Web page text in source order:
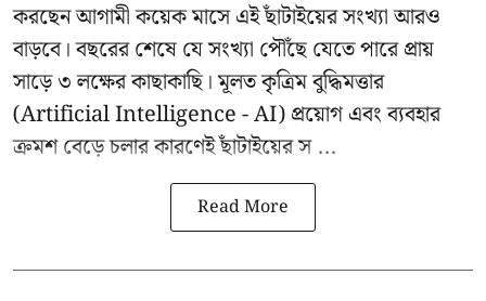
করছেন আগামী কয়েক মাসে এই ছাঁটাইয়ের সংখ্যা আরও
বাড়বে। বছরের শেষে যে সংখ্যা পৌঁছে যেতে পারে প্রায়
সাড়ে ৩ লক্ষের কাছাকাছি। মূলত কৃত্রিম বুদ্ধিমত্তার
(Artificial Intelligence - AI) প্রয়োগ এবং ব্যবহার
ক্রমশ বেড়ে চলার কারণেই ছাঁটাইয়ের স ...
Read More